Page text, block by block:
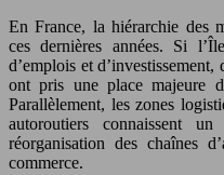
En France, la hiérarchie des
ces dernières années. Si
d’emplois et
ont pris une place majeure
Parallèlement, les zones
autoroutiers connaissent
réorganisation des chaînes
commerce.